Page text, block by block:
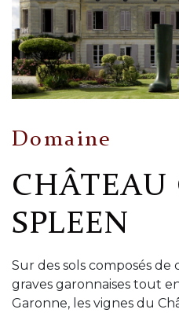
Domaine
CHÂTEAU
SPLEEN
Sur des sols composés de
graves garonnaises tout
Garonne, les vignes du